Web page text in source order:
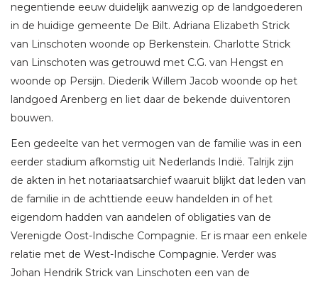
negentiende eeuw duidelijk aanwezig op de landgoederen
in de huidige gemeente De Bilt. Adriana Elizabeth Strick
van Linschoten woonde op Berkenstein. Charlotte Strick
van Linschoten was getrouwd met C.G. van Hengst en
woonde op Persijn. Diederik Willem Jacob woonde op het
landgoed Arenberg en liet daar de bekende duiventoren
bouwen.
Een gedeelte van het vermogen van de familie was in een
eerder stadium afkomstig uit Nederlands Indië. Talrijk zijn
de akten in het notariaatsarchief waaruit blijkt dat leden van
de familie in de achttiende eeuw handelden in of het
eigendom hadden van aandelen of obligaties van de
Verenigde Oost-Indische Compagnie. Er is maar een enkele
relatie met de West-Indische Compagnie. Verder was
Johan Hendrik Strick van Linschoten een van de